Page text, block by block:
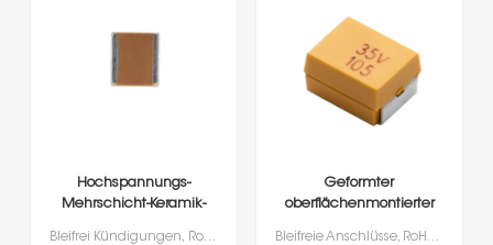
Hochspannungs-
Mehrschicht-Keramik-
Bleifrei Kündigungen, RoHS und Reach-konform
Geformter
oberflächenmontierter
Bleifreie Anschlüsse, RoHS- und Reach-konform